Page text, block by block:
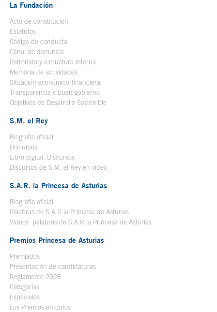
La Fundación
Acto de constitución
Estatutos
Código de conducta
Canal de denuncia
Patronato y estructura interna
Memoria de actividades
Situación económico-financiera
Transparencia y buen gobierno
Objetivos de Desarrollo Sostenible
S.M. el Rey
Biografía oficial
Discursos
Libro digital. Discursos
Discursos de S.M. el Rey en vídeo
S.A.R. la Princesa de Asturias
Biografía oficial
Palabras de S.A.R la Princesa de Asturias
Videos: palabras de S.A.R la Princesa de Asturias
Premios Princesa de Asturias
Premiados
Presentación de candidaturas
Reglamento 2026
Categorías
Especiales
Los Premios en datos